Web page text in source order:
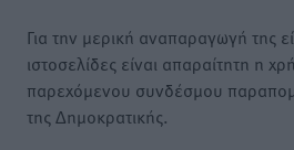
Για την μερική αναπαραγωγή της
ιστοσελίδες είναι απαραίτητη η
παρεχόμενου συνδέσμου
της Δημοκρατικής.